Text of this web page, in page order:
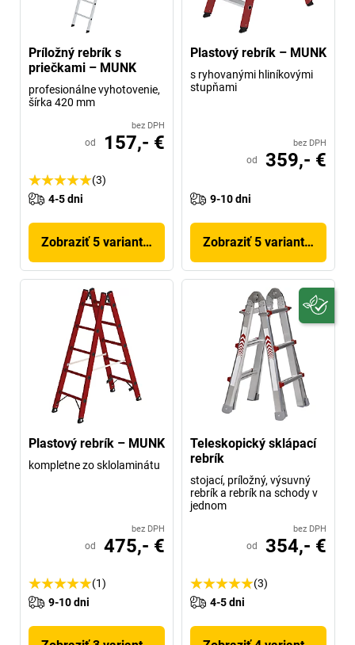
Príložný rebrík s
priečkami – MUNK
profesionálne vyhotovenie,
šírka 420 mm
bez DPH
od 157,- €
(3)
4-5 dni
Zobraziť 5 variantov
Plastový rebrík – MUNK
s ryhovanými hliníkovými
stupňami
bez DPH
od 359,- €
9-10 dni
Zobraziť 5 variantov
Plastový rebrík – MUNK
kompletne zo sklolaminátu
bez DPH
od 475,- €
(1)
9-10 dni
Teleskopický sklápací
rebrík
stojací, príložný, výsuvný
rebrík a rebrík na schody v
jednom
bez DPH
od 354,- €
(3)
4-5 dni